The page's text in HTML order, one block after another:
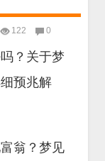
122 0
？关于梦
预兆解
翁？梦见